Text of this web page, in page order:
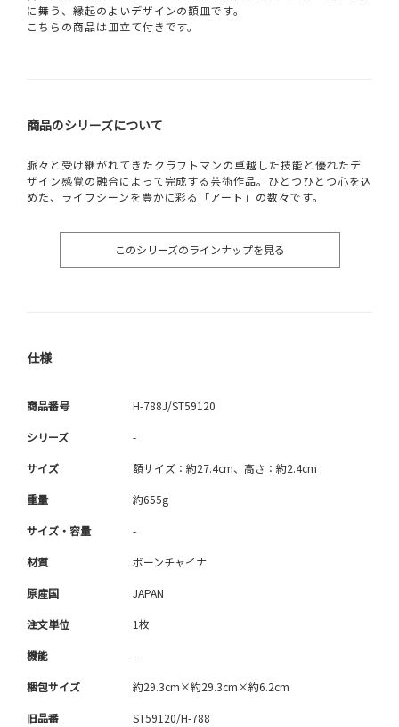
に舞う、縁起のよいデザインの額皿です。
こちらの商品は皿立て付きです。
商品のシリーズについて
脈々と受け継がれてきたクラフトマンの卓越した技能と優れたデ
ザイン感覚の融合によって完成する芸術作品。ひとつひとつ心を込
めた、ライフシーンを豊かに彩る「アート」の数々です。
このシリーズのラインナップを見る
仕様
商品番号 H-788J/ST59120
シリーズ -
サイズ 額サイズ：約27.4cm、高さ：約2.4cm
重量 約655g
サイズ・容量 -
材質 ボーンチャイナ
原産国 JAPAN
注文単位 1枚
機能 -
梱包サイズ 約29.3cm×約29.3cm×約6.2cm
旧品番 ST59120/H-788